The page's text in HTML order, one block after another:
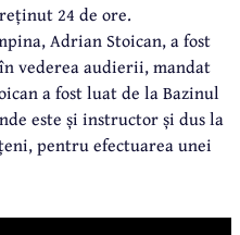
24 de ore.
Adrian Stoican, a fost
vederea audierii, mandat
a fost luat de la Bazinul
este și instructor și dus la
pentru efectuarea unei